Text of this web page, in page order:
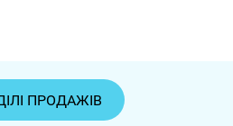
ПРОДАЖІВ